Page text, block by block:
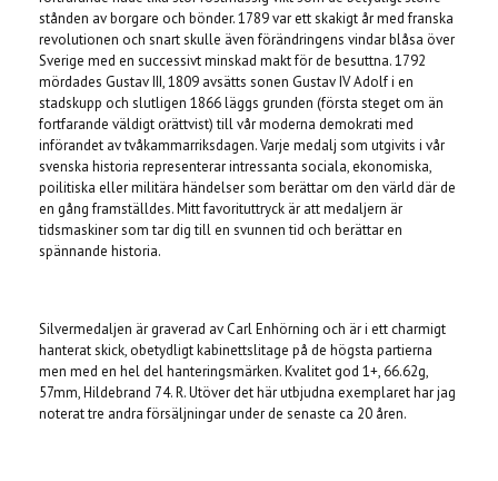
stånden av borgare och bönder. 1789 var ett skakigt år med franska
revolutionen och snart skulle även förändringens vindar blåsa över
Sverige med en successivt minskad makt för de besuttna. 1792
mördades Gustav III, 1809 avsätts sonen Gustav IV Adolf i en
stadskupp och slutligen 1866 läggs grunden (första steget om än
fortfarande väldigt orättvist) till vår moderna demokrati med
införandet av tvåkammarriksdagen. Varje medalj som utgivits i vår
svenska historia representerar intressanta sociala, ekonomiska,
poilitiska eller militära händelser som berättar om den värld där de
en gång framställdes. Mitt favorituttryck är att medaljern är
tidsmaskiner som tar dig till en svunnen tid och berättar en
spännande historia.
Silvermedaljen är graverad av Carl Enhörning och är i ett charmigt
hanterat skick, obetydligt kabinettslitage på de högsta partierna
men med en hel del hanteringsmärken. Kvalitet god 1+, 66.62g,
57mm, Hildebrand 74. R. Utöver det här utbjudna exemplaret har jag
noterat tre andra försäljningar under de senaste ca 20 åren.